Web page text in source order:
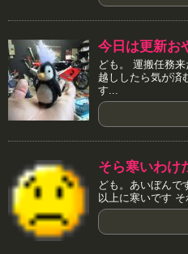
今日は更新お
ども。 運搬任務
越ししたら気が済
す...
そら寒いわけ
ども。あいぼんで
以上に寒いです そ